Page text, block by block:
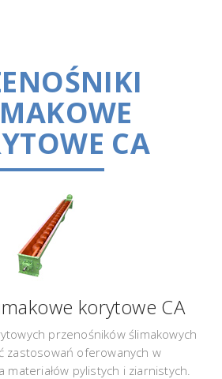
CA
korytowe CA
przenośników ślimakowych
zastosowań oferowanych w
materiałów pylistych i ziarnistych.